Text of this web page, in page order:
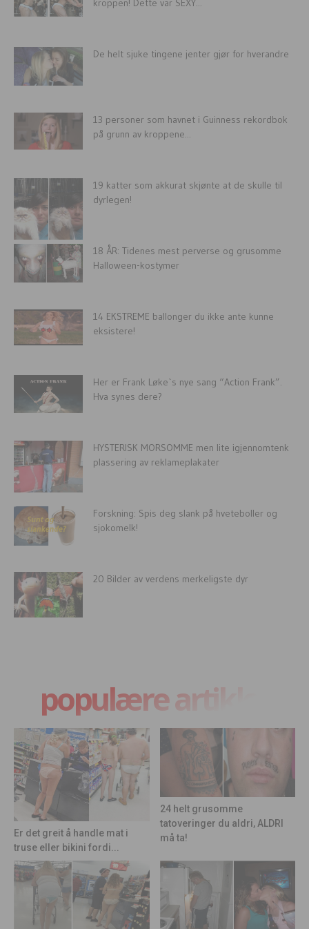
kroppen! Dette var SEXY...
De helt sjuke tingene jenter gjør for hverandre
13 personer som havnet i Guinness rekordbok
på grunn av kroppene...
19 katter som akkurat skjønte at de skulle til
dyrlegen!
18 ÅR: Tidenes mest perverse og grusomme
Halloween-kostymer
14 EKSTREME ballonger du ikke ante kunne
eksistere!
Her er Frank Løke`s nye sang “Action Frank”.
Hva synes dere?
HYSTERISK MORSOMME men lite igjennomtenk
plassering av reklameplakater
Forskning: Spis deg slank på hveteboller og
sjokomelk!
20 Bilder av verdens merkeligste dyr
populære artikler
Er det greit å handle mat i
truse eller bikini fordi...
24 helt grusomme
tatoveringer du aldri, ALDRI
må ta!